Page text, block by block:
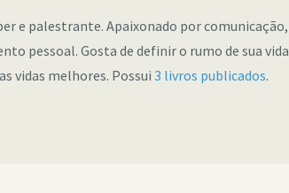
e palestrante. Apaixonado por comunicação,
pessoal. Gosta de definir o rumo de sua vida
vidas melhores. Possui3 livros publicados.